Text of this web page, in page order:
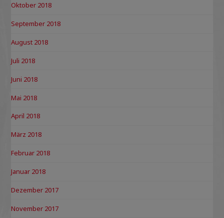
Oktober 2018
September 2018
August 2018
Juli 2018
Juni 2018
Mai 2018
April 2018
März 2018
Februar 2018
Januar 2018
Dezember 2017
November 2017